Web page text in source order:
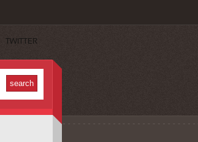
TWITTER